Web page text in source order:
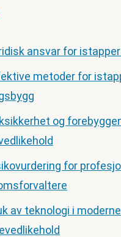
ansvar for
metoder for
og
for
av teknologi i moderne